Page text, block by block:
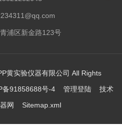
青浦区新金路123号
黄实验仪器有限公司 All Rights
备91858688号-4 管理登陆技术
网 Sitemap.xml